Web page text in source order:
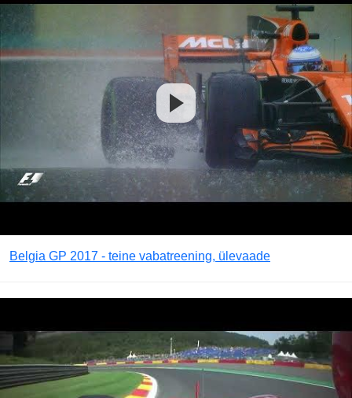
Belgia GP 2017 - teine vabatreening, ülevaade